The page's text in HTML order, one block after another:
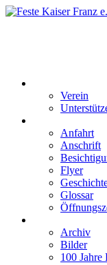
Verein
Anfahrt
Anschrift
Flyer
Glossar
Archiv
Bilder
100 Jahre